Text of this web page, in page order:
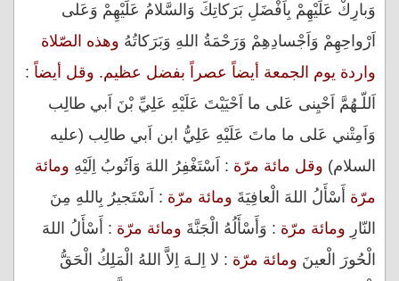
وَبارِكْ عَلَيْهِمْ بِاَفْضَلِ بَرَكاتِكَ وَالسَّلامُ عَلَيْهِمْ وَعَلى
اَرْواحِهِمْ وَاَجْسادِهِمْ وَرَحْمَةُ اللهِ وَبَرَكاتُهُ وهذه الصّلاة
واردة يوم الجمعة أيضاً عصراً بفضل عظيم. وقل أيضاً :
اَللّـهُمَّ اَحْيِنى عَلى ما اَحْيَيْتَ عَلَيْهِ عَلِيِّ بْنَ اَبي طالِب
وَاَمِتْني عَلى ما ماتَ عَلَيْهِ عَلِيُّ ابن اَبي طالِب (عليه
السلام) وقل مائة مرّة : اَسْتَغْفِرُ اللهَ وَاَتُوبُ اِلَيْهِ ومائة
مرّة أَسْأَلُ اللهَ الْعافِيَةَ ومائة مرّة : اَسْتَجيرُ بِاللهِ مِنَ
النّارِ ومائة مرّة : وَأَسْأَلُهُ الْجَنَّةَ ومائة مرّة : أَسْأَلُ اللهَ
الْحُورَ الْعينَ ومائة مرّة : لا اِلـهَ اِلاَّ اللهُ الْمَلِكُ الْحَقُّ